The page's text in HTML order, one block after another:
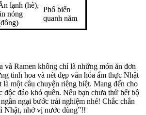
lạnh (hè),
nóng
Phổ biến
quanh năm
và Ramen không chỉ là những món ăn đơn
tinh hoa và nét đẹp văn hóa ẩm thực Nhật
một câu chuyện riêng biệt. Mang đến cho
độc đáo khó quên. Nếu bạn chưa thử hết bộ
ngại bước trải nghiệm nhé! Chắc chắn
Nhật, nhớ vị nước dùng”!!